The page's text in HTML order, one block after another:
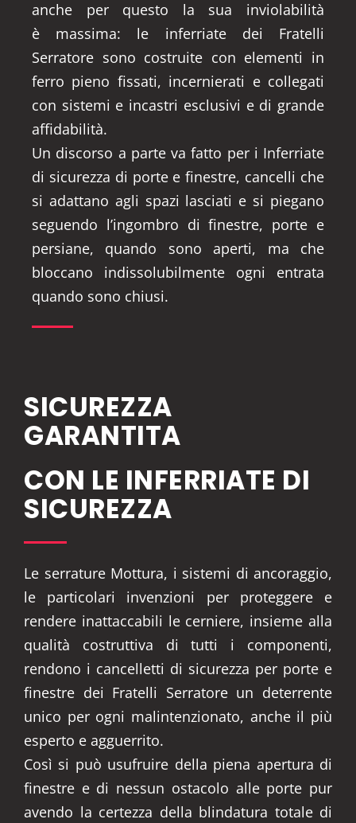
anche per questo la sua inviolabilità
è massima: le inferriate dei Fratelli
Serratore sono costruite con elementi in
ferro pieno fissati, incernierati e collegati
con sistemi e incastri esclusivi e di grande
affidabilità.
Un discorso a parte va fatto per i Inferriate
di sicurezza di porte e finestre, cancelli che
si adattano agli spazi lasciati e si piegano
seguendo l’ingombro di finestre, porte e
persiane, quando sono aperti, ma che
bloccano indissolubilmente ogni entrata
quando sono chiusi.
SICUREZZA
GARANTITA
CON LE INFERRIATE DI
SICUREZZA
Le serrature Mottura, i sistemi di ancoraggio,
le particolari invenzioni per proteggere e
rendere inattaccabili le cerniere, insieme alla
qualità costruttiva di tutti i componenti,
rendono i cancelletti di sicurezza per porte e
finestre dei Fratelli Serratore un deterrente
unico per ogni malintenzionato, anche il più
esperto e agguerrito.
Così si può usufruire della piena apertura di
finestre e di nessun ostacolo alle porte pur
avendo la certezza della blindatura totale di